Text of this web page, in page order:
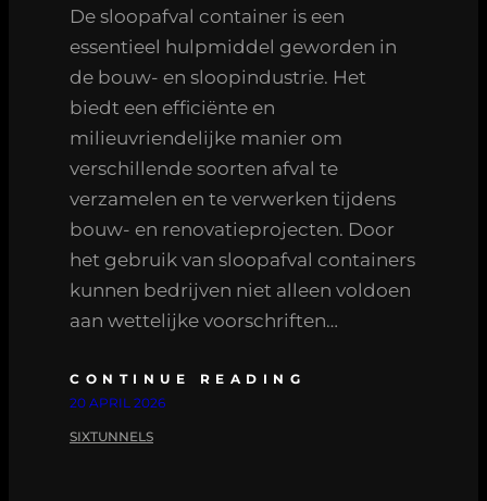
De sloopafval container is een
essentieel hulpmiddel geworden in
de bouw- en sloopindustrie. Het
biedt een efficiënte en
milieuvriendelijke manier om
verschillende soorten afval te
verzamelen en te verwerken tijdens
bouw- en renovatieprojecten. Door
het gebruik van sloopafval containers
kunnen bedrijven niet alleen voldoen
aan wettelijke voorschriften…
CONTINUE READING
20 APRIL 2026
SIXTUNNELS